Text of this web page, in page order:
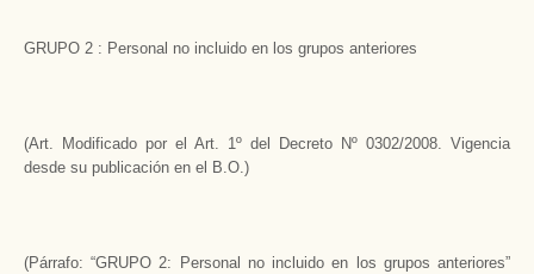
GRUPO 2 : Personal no incluido en los grupos anteriores
(Art. Modificado por el Art. 1º del Decreto Nº 0302/2008. Vigencia
desde su publicación en el B.O.)
(Párrafo: “GRUPO 2: Personal no incluido en los grupos anteriores”